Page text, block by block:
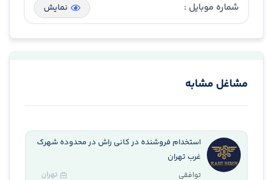
شماره موبایل : نمایش
مشاغل مشابه
استخدام فروشنده در کانی راش در محدوده شهرک
غرب تهران
توافقی تهران